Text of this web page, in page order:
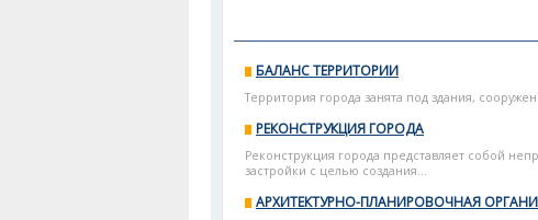
БАЛАНС ТЕРРИТОРИИ
Территория города занята под здания,
РЕКОНСТРУКЦИЯ ГОРОДА
Реконструкция города представляет собой
застройки с целью создания...
АРХИТЕКТУРНО-ПЛАНИРОВОЧНАЯ